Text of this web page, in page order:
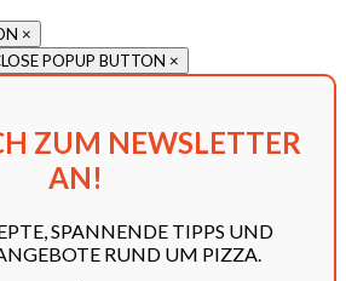
×
×
ZUM NEWSLETTER
AN!
SPANNENDE TIPPS UND
RUND UM PIZZA.